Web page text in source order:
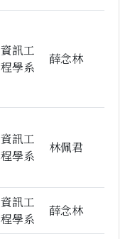
資訊工
程學系
薛念林
資訊工
程學系
林佩君
資訊工
程學系
薛念林